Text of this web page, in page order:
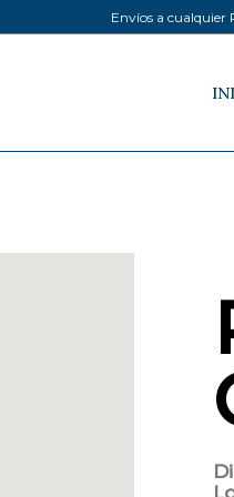
Envíos a cualquier